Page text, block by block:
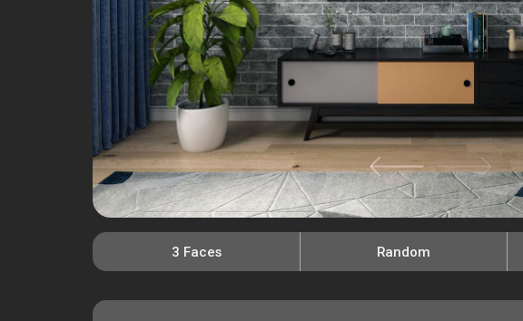
3 Faces Random